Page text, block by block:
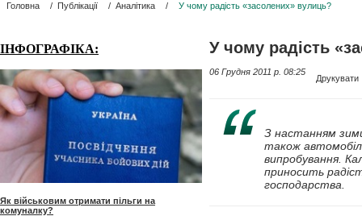
Головна / Публікації / Аналітика / У чому радість «засолених» вулиць?
ІНФОГРАФІКА:
Як військовим отримати пільги на
комуналку?
У чому радість
06 Грудня 2011 p. 08:25
Друкувати
З настанням
також
випробування.
приносить
господарства.